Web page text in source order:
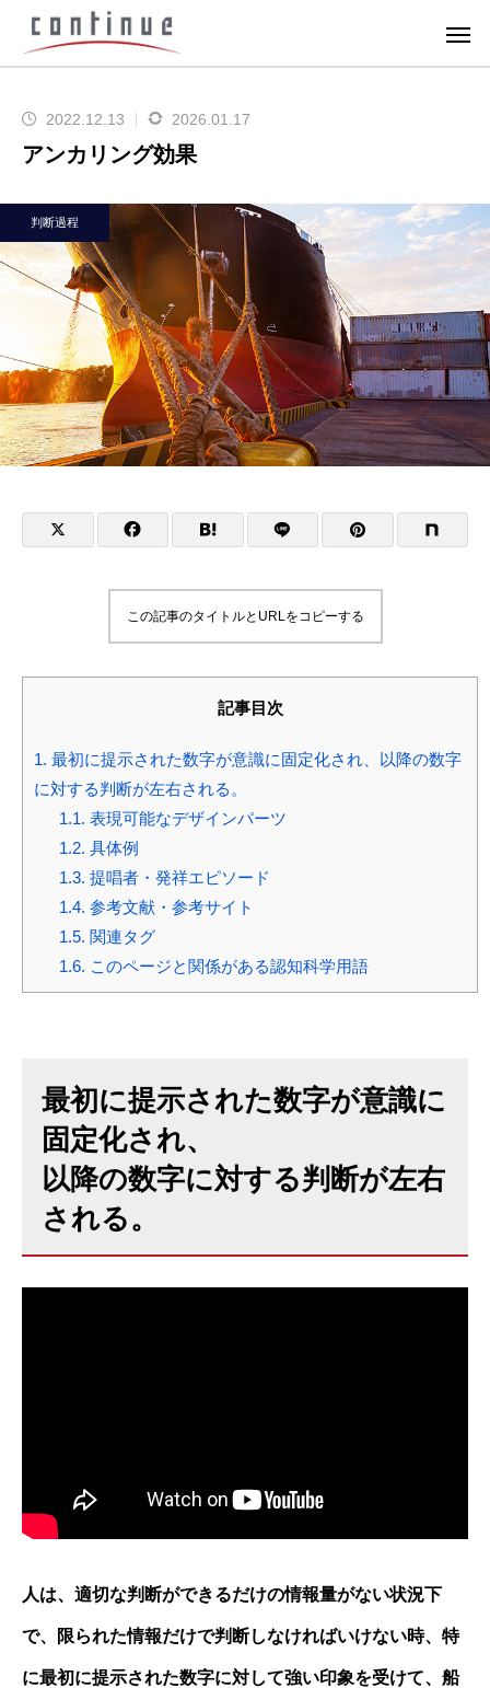
2022.12.13 2026.01.17
アンカリング効果
判断過程
この記事のタイトルとURLをコピーする
記事目次
1. 最初に提示された数字が意識に固定化され、以降の数字
に対する判断が左右される。
1.1. 表現可能なデザインパーツ
1.2. 具体例
1.3. 提唱者・発祥エピソード
1.4. 参考文献・参考サイト
1.5. 関連タグ
1.6. このページと関係がある認知科学用語
最初に提示された数字が意識に
固定化され、
以降の数字に対する判断が左右
される。
人は、適切な判断ができるだけの情報量がない状況下
で、限られた情報だけで判断しなければいけない時、特
に最初に提示された数字に対して強い印象を受けて、船